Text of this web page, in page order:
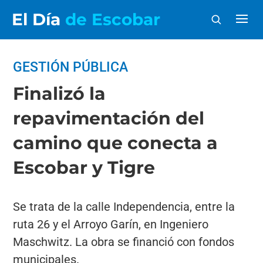
El Día de Escobar
GESTIÓN PÚBLICA
Finalizó la
repavimentación del
camino que conecta a
Escobar y Tigre
Se trata de la calle Independencia, entre la
ruta 26 y el Arroyo Garín, en Ingeniero
Maschwitz. La obra se financió con fondos
municipales.